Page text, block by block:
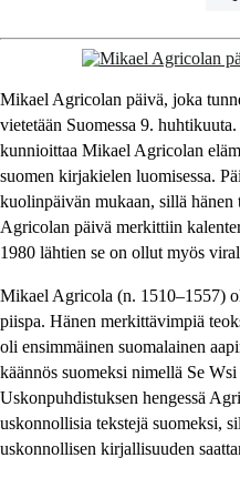
Mikael Agricolan päivä, joka
vietetään Suomessa 9.
kunnioittaa Mikael Agricolan
suomen kirjakielen luomisessa.
kuolinpäivän mukaan, sillä hänen
Agricolan päivä merkittiin
1980 lähtien se on ollut myös
Mikael Agricola (n. 1510–1557)
piispa. Hänen merkittävimpiä
oli ensimmäinen suomalainen
käännös suomeksi nimellä Se
Uskonpuhdistuksen hengessä
uskonnollisia tekstejä suomeksi,
uskonnollisen kirjallisuuden